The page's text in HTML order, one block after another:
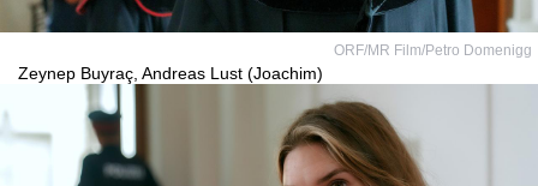
ORF/MR Film/Petro Domenigg
Zeynep Buyraç, Andreas Lust (Joachim)